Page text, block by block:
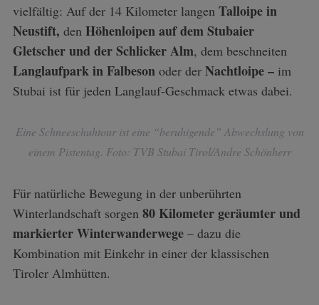
vielfältig: Auf der 14 Kilometer langen Talloipe in
Neustift, den Höhenloipen auf dem Stubaier
Gletscher und der Schlicker Alm, dem beschneiten
Langlaufpark in Falbeson oder der Nachtloipe –im
Stubai ist für jeden Langlauf-Geschmack etwas dabei.
Eine Schneeschuhtour ist eine “beruhigende” Abwechslung von
einem Pistentag. Foto: TVB Stubai Tirol/Andre Schönherr
Für natürliche Bewegung in der unberührten
Winterlandschaft sorgen 80 Kilometer geräumter und
markierter Winterwanderwege– dazu die
Kombination mit Einkehr in einer der klassischen
Tiroler Almhütten.